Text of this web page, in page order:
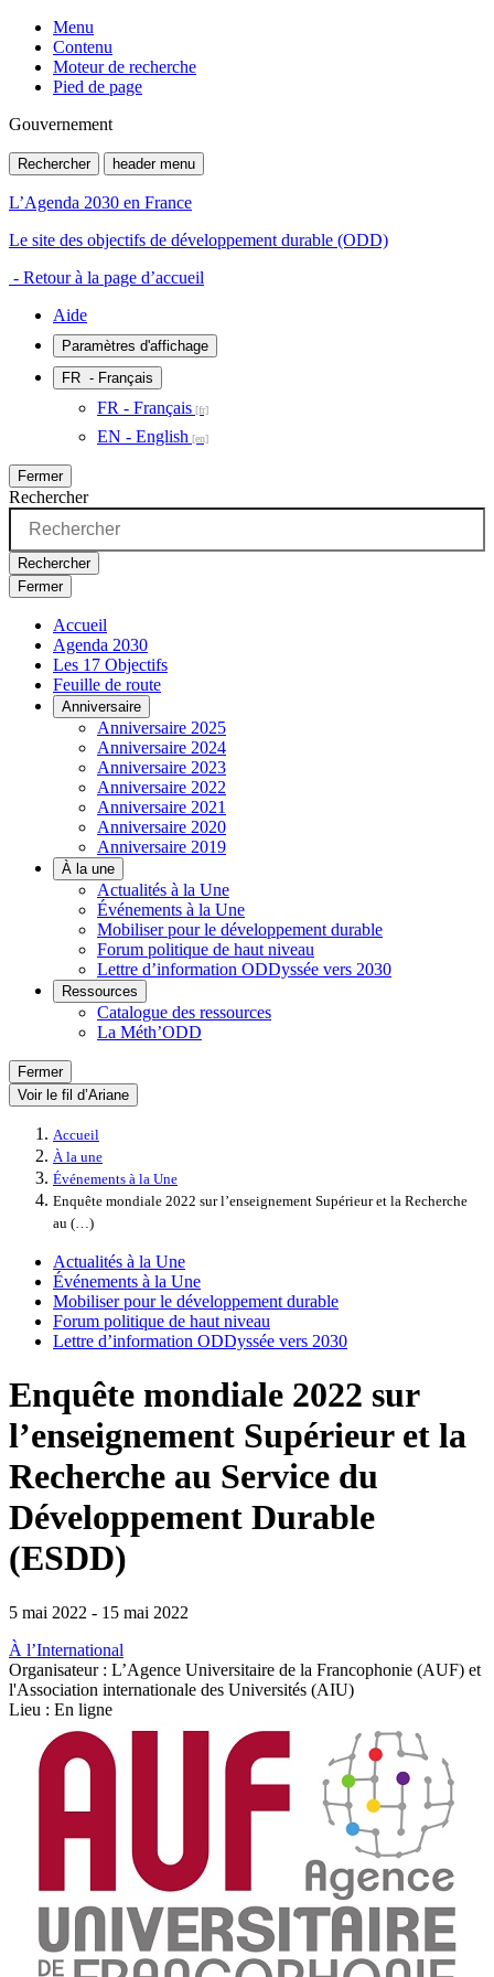
Menu
Contenu
Moteur de recherche
Pied de page
Gouvernement
Rechercher header menu
L’Agenda 2030 en France
Le site des objectifs de développement durable (ODD)
- Retour à la page d’accueil
Aide
Paramètres d'affichage
FR - Français
FR - Français
EN - English
Fermer
Rechercher
Rechercher
Fermer
Accueil
Agenda 2030
Les 17 Objectifs
Feuille de route
Anniversaire
Anniversaire 2025
Anniversaire 2024
Anniversaire 2023
Anniversaire 2022
Anniversaire 2021
Anniversaire 2020
Anniversaire 2019
À la une
Actualités à la Une
Événements à la Une
Mobiliser pour le développement durable
Forum politique de haut niveau
Lettre d’information ODDyssée vers 2030
Ressources
Catalogue des ressources
La Méth’ODD
Fermer
Voir le fil d’Ariane
Accueil
À la une
Événements à la Une
Enquête mondiale 2022 sur l’enseignement Supérieur et la Recherche
au (…)
Actualités à la Une
Événements à la Une
Mobiliser pour le développement durable
Forum politique de haut niveau
Lettre d’information ODDyssée vers 2030
Enquête mondiale 2022 sur
l’enseignement Supérieur et la
Recherche au Service du
Développement Durable
(ESDD)
5 mai 2022 - 15 mai 2022
À l’International
Organisateur : L’Agence Universitaire de la Francophonie (AUF) et
l'Association internationale des Universités (AIU)
Lieu : En ligne